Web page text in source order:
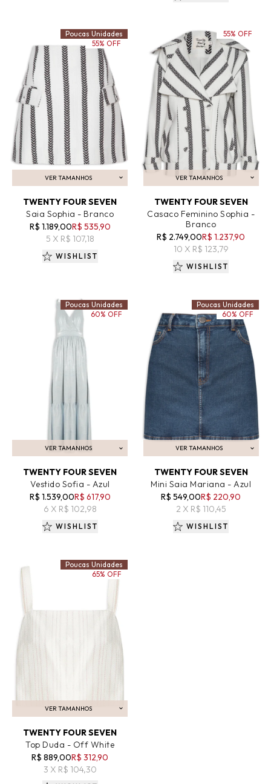
VER TAMANHOS
ADICIONAR AO CARRINHO
TWENTY FOUR SEVEN
Saia Sophia - Branco
R$ 1.189,00R$ 535,90
5 X R$ 107,18
Poucas Unidades
55% OFF
WISHLIST
VER TAMANHOS
ADICIONAR AO CARRINHO
TWENTY FOUR SEVEN
Casaco Feminino Sophia -
Branco
R$ 2.749,00R$ 1.237,90
10 X R$ 123,79
55% OFF
WISHLIST
VER TAMANHOS
ADICIONAR AO CARRINHO
TWENTY FOUR SEVEN
Vestido Sofia - Azul
R$ 1.539,00R$ 617,90
6 X R$ 102,98
Poucas Unidades
60% OFF
WISHLIST
VER TAMANHOS
ADICIONAR AO CARRINHO
TWENTY FOUR SEVEN
Mini Saia Mariana - Azul
R$ 549,00R$ 220,90
2 X R$ 110,45
Poucas Unidades
60% OFF
WISHLIST
VER TAMANHOS
ADICIONAR AO CARRINHO
TWENTY FOUR SEVEN
Top Duda - Off White
R$ 889,00R$ 312,90
3 X R$ 104,30
Poucas Unidades
65% OFF